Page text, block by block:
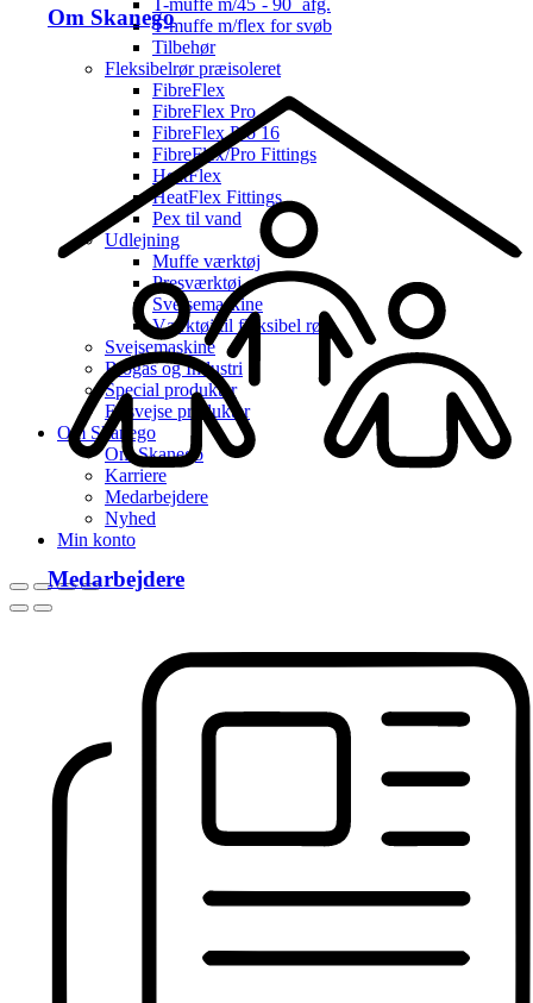
Om Skanego
Medarbejdere
T-muffe m/flex for svøb
Tilbehør
Fleksibelrør præisoleret
FibreFlex
FibreFlex Pro
FibreFlex Pro 16
FibreFlex/Pro Fittings
HeatFlex
HeatFlex Fittings
Pex til vand
Udlejning
Muffe værktøj
Presværktøj
Svejsemaskine
Værktøj til fleksibel rør
Svejsemaskine
Biogas og Industri
Special produkter
El-svejse produkter
Om Skanego
Om Skanego
Karriere
Medarbejdere
Nyhed
Min konto